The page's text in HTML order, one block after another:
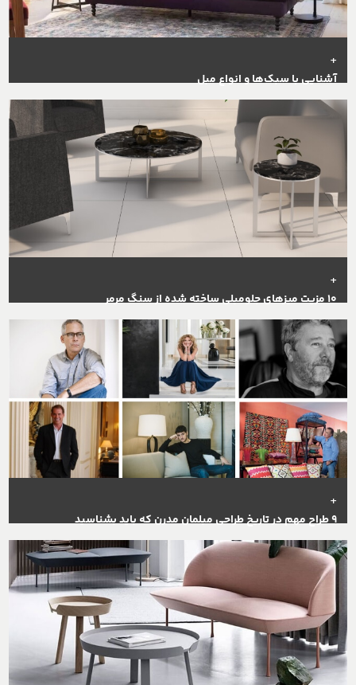
+
آشنایی با سبک‌ها و انواع مبل
+
10 مزیت میزهای جلومبلی ساخته‌ شده از سنگ مرمر
+
9 طراح مهم در تاریخ طراحی مبلمان مدرن که باید بشناسید